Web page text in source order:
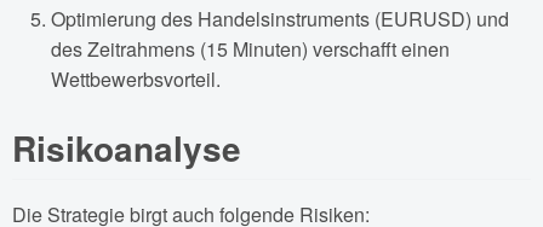
Optimierung des Handelsinstruments (EURUSD) und
des Zeitrahmens (15 Minuten) verschafft einen
Wettbewerbsvorteil.
Risikoanalyse
Die Strategie birgt auch folgende Risiken: